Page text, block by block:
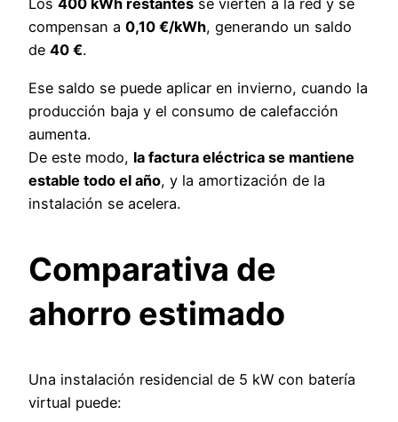
Los 400 kWh restantes se vierten a la red y se
compensan a 0,10 €/kWh, generando un saldo
de 40 €.
Ese saldo se puede aplicar en invierno, cuando la
producción baja y el consumo de calefacción
aumenta.
De este modo, la factura eléctrica se mantiene
estable todo el año, y la amortización de la
instalación se acelera.
Comparativa de
ahorro estimado
Una instalación residencial de 5 kW con batería
virtual puede: